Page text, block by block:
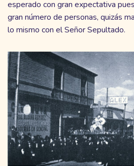
esperado con gran expectativa
gran número de personas, quizás
lo mismo con el Señor Sepultado.